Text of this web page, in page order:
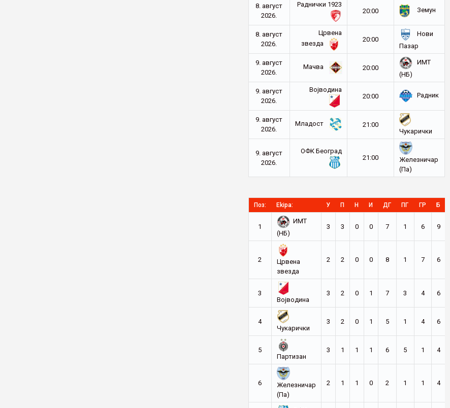
8. август
2026.
Раднички 1923
20:00
Земун
8. август
2026.
Црвена
звезда
20:00
Нови
Пазар
9. август
2026.
Мачва 20:00
ИМТ
(НБ)
9. август
2026.
Војводина
20:00
Радник
9. август
2026.
Младост
21:00
Чукарички
9. август
2026.
ОФК Београд
21:00
Железничар
(Па)
Поз: Ekipa: У П Н И ДГ ПГ ГР Б
1
ИМТ
(НБ)
3 3 0 0 7 1 6 9
2
Црвена
звезда
2 2 0 0 8 1 7 6
3
Војводина
3 2 0 1 7 3 4 6
4
Чукарички
3 2 0 1 5 1 4 6
5
Партизан
3 1 1 1 6 5 1 4
6
Железничар
(Па)
2 1 1 0 2 1 1 4